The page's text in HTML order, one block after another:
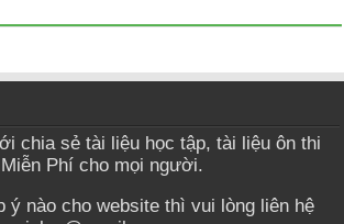
chia sẻ tài liệu học tập, tài liệu ôn thi
Phí cho mọi người.
ý nào cho website thì vui lòng liên hệ